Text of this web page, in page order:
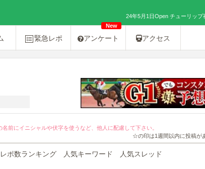
24年5月1日Open チューリッ
緊急レポ アンケート
New
アクセス
[PR]友達紹介キャンペーン２０％OFF！
前にイニシャルや伏字を使うなど、他人に配慮して下さい。
☆の印は1週間以内に投稿が
レポ数ランキング 人気キーワード 人気スレッド